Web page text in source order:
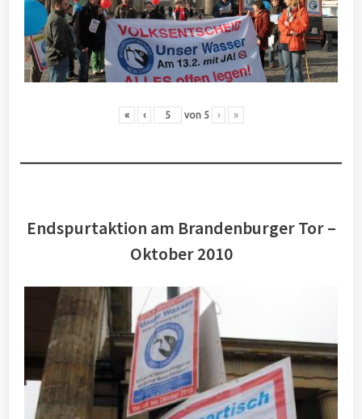
« ‹ von 5 › »
Endspurtaktion am Brandenburger Tor –
Oktober 2010